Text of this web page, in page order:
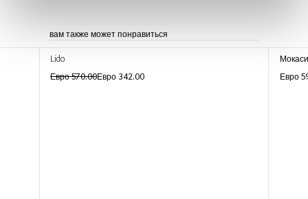
вам также может понравиться
Lido
Евро 570.00Евро 342.00
Евро